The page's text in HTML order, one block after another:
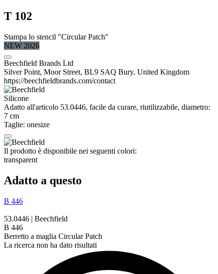
T 102
Stampa lo stencil "Circular Patch"
NEW 2026
Beechfield Brands Ltd
Silver Point, Moor Street, BL9 SAQ Bury, United Kingdom
https://beechfieldbrands.com/contact
Silicone
Adatto all'articolo 53.0446, facile da curare, riutilizzabile, diametro:
7 cm
Taglie: onesize
Il prodotto è disponibile nei seguenti colori:
transparent
Adatto a questo
B 446
53.0446 | Beechfield
B 446
Berretto a maglia Circular Patch
La ricerca non ha dato risultati